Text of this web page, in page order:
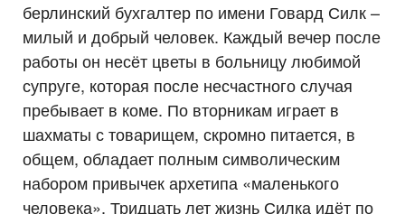
берлинский бухгалтер по имени Говард Силк –
милый и добрый человек. Каждый вечер после
работы он несёт цветы в больницу любимой
супруге, которая после несчастного случая
пребывает в коме. По вторникам играет в
шахматы с товарищем, скромно питается, в
общем, обладает полным символическим
набором привычек архетипа «маленького
человека». Тридцать лет жизнь Силка идёт по